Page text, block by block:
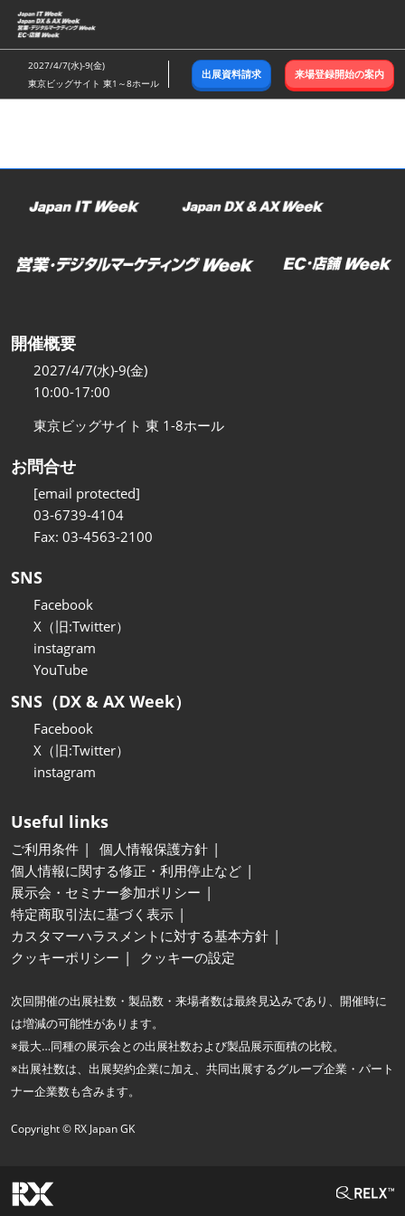
ス
キ
ッ
し
む
2027/4/7(水)-9(金)
東京ビッグサイト 東1～8ホール
出展資料請求 来場登録開始の案内
開催概要
2027/4/7(水)-9(金)
10:00-17:00
東京ビッグサイト 東 1-8ホール
お問合せ
[email protected]
03-6739-4104
Fax: 03-4563-2100
SNS
Facebook
X（旧:Twitter）
instagram
YouTube
SNS（DX & AX Week）
Facebook
X（旧:Twitter）
instagram
Useful links
ご利用条件
個人情報保護方針
個人情報に関する修正・利用停止など
展示会・セミナー参加ポリシー
特定商取引法に基づく表示
カスタマーハラスメントに対する基本方針
クッキーポリシー
クッキーの設定
次回開催の出展社数・製品数・来場者数は最終見込みであり、開催時に
は増減の可能性があります。
※最大…同種の展示会との出展社数および製品展示面積の比較。
※出展社数は、出展契約企業に加え、共同出展するグループ企業・パート
ナー企業数も含みます。
Copyright © RX Japan GK